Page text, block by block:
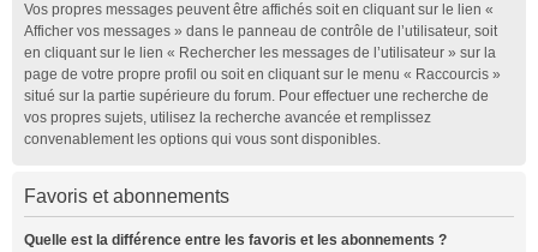
Vos propres messages peuvent être affichés soit en cliquant sur le lien «
Afficher vos messages » dans le panneau de contrôle de l’utilisateur, soit
en cliquant sur le lien « Rechercher les messages de l’utilisateur » sur la
page de votre propre profil ou soit en cliquant sur le menu « Raccourcis »
situé sur la partie supérieure du forum. Pour effectuer une recherche de
vos propres sujets, utilisez la recherche avancée et remplissez
convenablement les options qui vous sont disponibles.
Favoris et abonnements
Quelle est la différence entre les favoris et les abonnements ?